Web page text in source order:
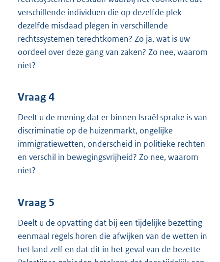
verschillende individuen die op dezelfde plek
dezelfde misdaad plegen in verschillende
rechtssystemen terechtkomen? Zo ja, wat is uw
oordeel over deze gang van zaken? Zo nee, waarom
niet?
Vraag 4
Deelt u de mening dat er binnen Israël sprake is van
discriminatie op de huizenmarkt, ongelijke
immigratiewetten, onderscheid in politieke rechten
en verschil in bewegingsvrijheid? Zo nee, waarom
niet?
Vraag 5
Deelt u de opvatting dat bij een tijdelijke bezetting
eenmaal regels horen die afwijken van de wetten in
het land zelf en dat dit in het geval van de bezette